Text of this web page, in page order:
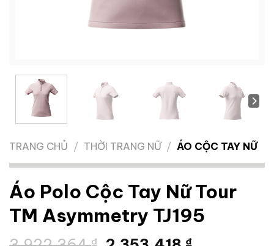
TRANG CHỦ / THỜI TRANG NỮ / ÁO CỘC TAY NỮ
Áo Polo Cộc Tay Nữ Tour
TM Asymmetry TJ195
₫ ₫